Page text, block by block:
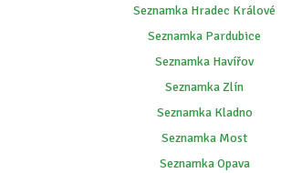
Seznamka Hradec Králové
Seznamka Pardubice
Seznamka Havířov
Seznamka Zlín
Seznamka Kladno
Seznamka Most
Seznamka Opava